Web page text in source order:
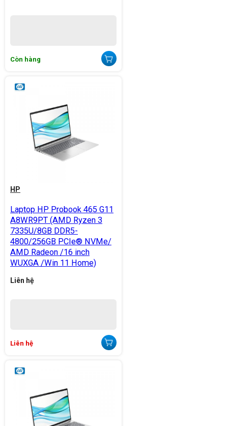
Còn hàng
HP
Laptop HP Probook 465 G11
A8WR9PT (AMD Ryzen 3
7335U/8GB DDR5-
4800/256GB PCIe® NVMe/
AMD Radeon /16 inch
WUXGA /Win 11 Home)
Liên hệ
Liên hệ